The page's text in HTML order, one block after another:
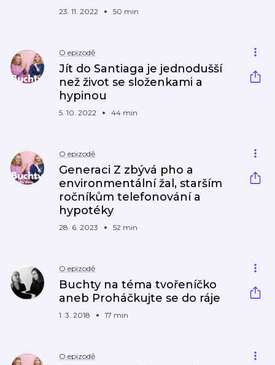
23. 11. 2022 50 min
O epizodě
Jít do Santiaga je jednodušší
než život se složenkami a
hypinou
5. 10. 2022 44 min
O epizodě
Generaci Z zbývá pho a
environmentální žal, starším
ročníkům telefonování a
hypotéky
28. 6. 2023 52 min
O epizodě
Buchty na téma tvořeníčko
aneb Proháčkujte se do ráje
1. 3. 2018 17 min
O epizodě